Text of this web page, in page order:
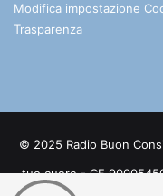
Modifica impostazione
Trasparenza
© 2025 Radio Buon
tuo cuore - CF